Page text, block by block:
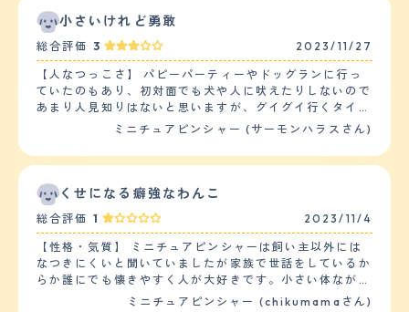
つけをしています。散歩の際は、犬の公園内でおもちゃ
(ボールや木の)を投げて取りに行ったら持ってくる、そし
て、こちら側に渡すという訓練を常にしています。 散歩
の回数は2回、1時間ほどです。他の犬と犬の公園で遊ばせ
たり、散歩をしています。我が家は庭があり、又、山が近
いので庭で遊ばせたり、山に散歩に行ったりもしているの
で運動量は1日、多い方になります。 【お手入れ】 毛の長
さは短いです。シャンプーは月1でしています。ブラッシ
割りと多くいです。短いので目立ちませんが、犬のクッシ
せん。 健康はいい方ですが、植物のアレルギーもちで
す。春になると目から涙がでやすくなり、雑草が高く生え
ているところは歩かせないように気を付けています。ま
た、獣医さんに勧められた目薬(漢方のようなもの)を入れ
ています。年に1回は、健康診断をしています。投薬は、
予防接種をしています。 【鳴き声】 鳴き声は、割りと大
きくうるさいです。我が家は、3階建てになり、それぞれ
の階に義理母、義理兄家族、私たち夫婦が住んでいます。
る事もしばしば。 一方で平常心モードの時は非常に人懐
っこく、身体を撫でてあげると幸せそうなまったり顔で身
を預けてくるのでそんなギャップにいつも心を射抜かれて
ん。（笑） 夜中に急に吠え出したりすることもあるの
で、多分自分の中での何かスイッチが入ってしまうと一気
に闘争モードになるのだと思います。特に散歩中に遭った
事のない他の飼い犬にあった時はそれはもう大変で、何回
が…… 【しつけやすさ】 しつけの中で一番大事といって
もいいトイレに関しては、全く苦戦する事無く飼ってから
1ヶ月もかからない内に覚えてくれました。 ただ、上下関
係を人間の方が上だと覚えさせるのは結構難しいかもしれ
ません。というのも、私自身は未だに腕に巻きつかれてマ
ウンティングをされる事もしょっちゅうなので。 【お手
入れ】 毛の長さは夏冬で変わるのですが、冬毛は中指の
第一関節がすっぽり埋まるくらいまで伸びて質感はコシが
強く、毛量も多いです。抜け毛も多いので室内で自由に解
小さいけれど勇敢
総合評価 3 2023/11/27
【人なつっこさ】 パピーパーティーやドッグランに行っ
ていたのもあり、初対面でも犬や人に吠えたりしないので
あまり人見知りはないと思いますが、グイグイ行くタイプ
ではないです。 散歩中も、すれ違いざまに吠えてくる犬
ようで、ドッグランでしつこくクンクン嗅がれていると、
追ってくる犬に対しては怒って吠えることがあります。
人間でも、グイグイくる人に対しては避けてる感じがしま
す。 【落ち着き】 他の犬種と比べ、身軽だからか、ぴょ
んぴょんと飛び跳ねる動きが多い気がします。 ドッグラ
ンでも、ずっと走っていられるので、普段散歩だけだと体
力が有り余っているのがわかります。 走っている姿は、
小鹿みたいです。 【しつけやすさ】 散歩は朝夕と1日2
回、30分から1時間。２ｋｍから４ｋｍは歩きます。家で
ミニチュアピンシャー (サーモンハラスさん)
くせになる癖強なわんこ
総合評価 1 2023/11/4
【性格・気質】 ミニチュアピンシャーは飼い主以外には
なつきにくいと聞いていましたが家族で世話をしているか
らか誰にでも懐きやすく人が大好きです。小さい体ながら
も気は強く自分より大きな犬にでも果敢に立ち向かいま
ミニチュアピンシャー (chikumamaさん)